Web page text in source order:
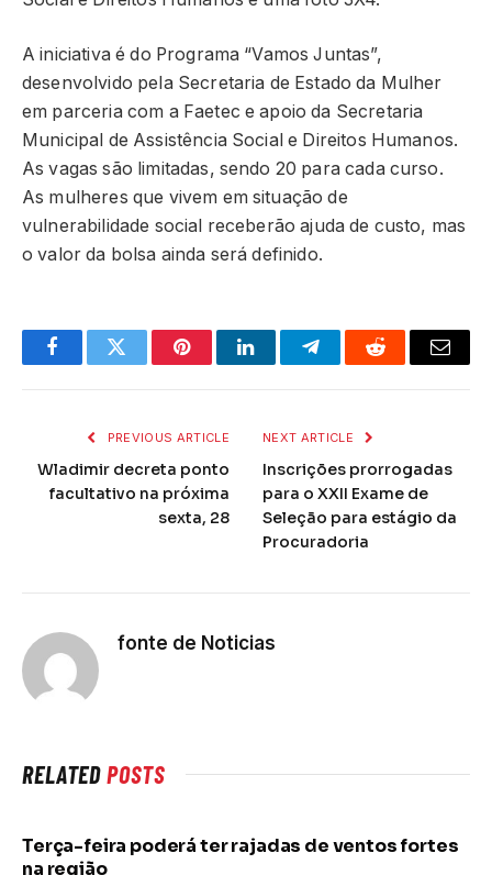
A iniciativa é do Programa “Vamos Juntas”,
desenvolvido pela Secretaria de Estado da Mulher
em parceria com a Faetec e apoio da Secretaria
Municipal de Assistência Social e Direitos Humanos.
As vagas são limitadas, sendo 20 para cada curso.
As mulheres que vivem em situação de
vulnerabilidade social receberão ajuda de custo, mas
o valor da bolsa ainda será definido.
FacebookTwitter PinterestLinkedInTelegramReddit Email
PREVIOUS ARTICLE
Wladimir decreta ponto
facultativo na próxima
sexta, 28
NEXT ARTICLE
Inscrições prorrogadas
para o XXII Exame de
Seleção para estágio da
Procuradoria
fonte de Noticias
RELATEDPOSTS
Terça-feira poderá ter rajadas de ventos fortes
na região